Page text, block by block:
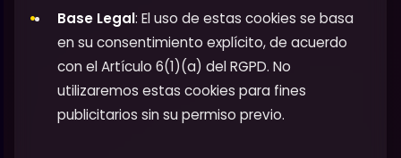
Base Legal: El uso de estas cookies se basa
en su consentimiento explícito, de acuerdo
con el Artículo 6(1)(a) del RGPD. No
utilizaremos estas cookies para fines
publicitarios sin su permiso previo.